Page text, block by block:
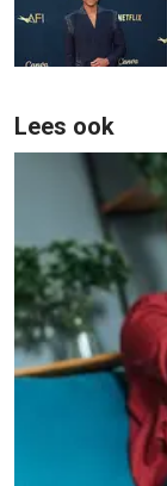
Lees ook